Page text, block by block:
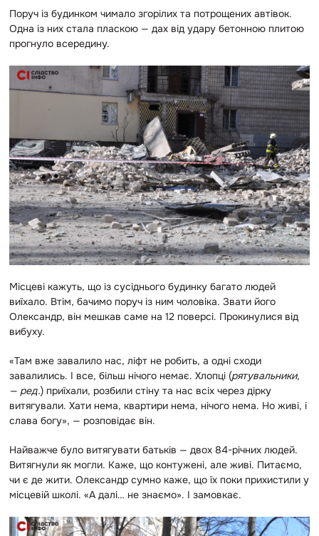
Поруч із будинком чимало згорілих та потрощених автівок.
Одна із них стала пласкою — дах від удару бетонною плитою
прогнуло всередину.
Місцеві кажуть, що із сусіднього будинку багато людей
виїхало. Втім, бачимо поруч із ним чоловіка. Звати його
Олександр, він мешкав саме на 12 поверсі. Прокинулися від
вибуху.
«Там вже завалило нас, ліфт не робить, а одні сходи
завалились. І все, більш нічого немає. Хлопці (рятувальники,
— ред.) приїхали, розбили стіну та нас всіх через дірку
витягували. Хати нема, квартири нема, нічого нема. Но живі, і
слава богу», — розповідає він.
Найважче було витягувати батьків — двох 84-річних людей.
Витягнули як могли. Каже, що контужені, але живі. Питаємо,
чи є де жити. Олександр сумно каже, що їх поки прихистили у
місцевій школі. «А далі… не знаємо». І замовкає.